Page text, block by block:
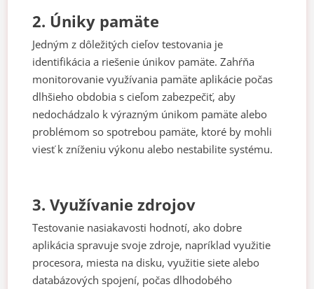
2. Úniky pamäte
Jedným z dôležitých cieľov testovania je
identifikácia a riešenie únikov pamäte. Zahŕňa
monitorovanie využívania pamäte aplikácie počas
dlhšieho obdobia s cieľom zabezpečiť, aby
nedochádzalo k výrazným únikom pamäte alebo
problémom so spotrebou pamäte, ktoré by mohli
viesť k zníženiu výkonu alebo nestabilite systému.
3. Využívanie zdrojov
Testovanie nasiakavosti hodnotí, ako dobre
aplikácia spravuje svoje zdroje, napríklad využitie
procesora, miesta na disku, využitie siete alebo
databázových spojení, počas dlhodobého